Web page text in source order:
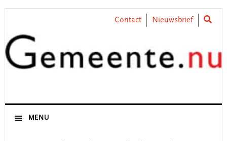
Skip
primary
navigation
Skip
content
Skip
primary
sidebar
Skip
footer
Contact Nieuwsbrief
MENU